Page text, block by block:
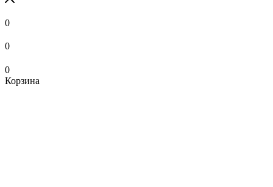
0
0
0
Корзина